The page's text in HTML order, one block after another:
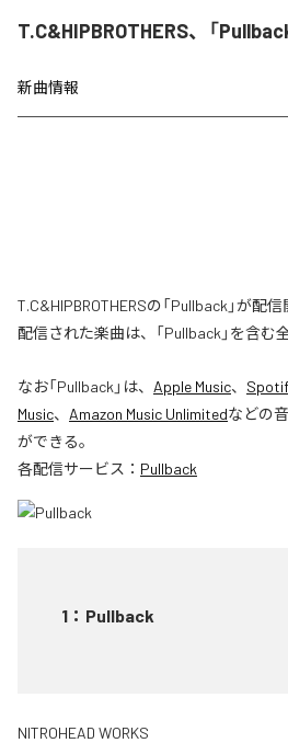
T.C&HIPBROTHERS、「
新曲情報
T.C&HIPBROTHERSの「Pullback」が配
配信された楽曲は、「Pullback」を含む
なお「Pullback 」は、 Apple Music、
Music、 Amazon Music Unlimitedなどの
ができる。
各配信サービス： Pullback
1 ： Pullback
NITROHEAD WORKS